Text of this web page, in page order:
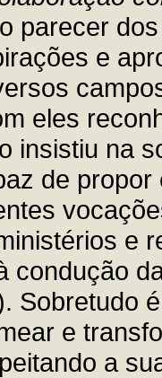
parecer
e
eles
insistiu na
de
e
condução
Sobretudo
e
a